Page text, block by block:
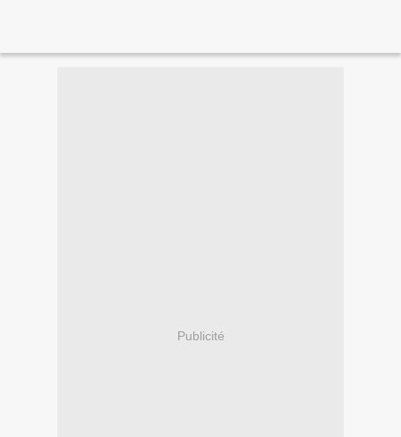
Publicité